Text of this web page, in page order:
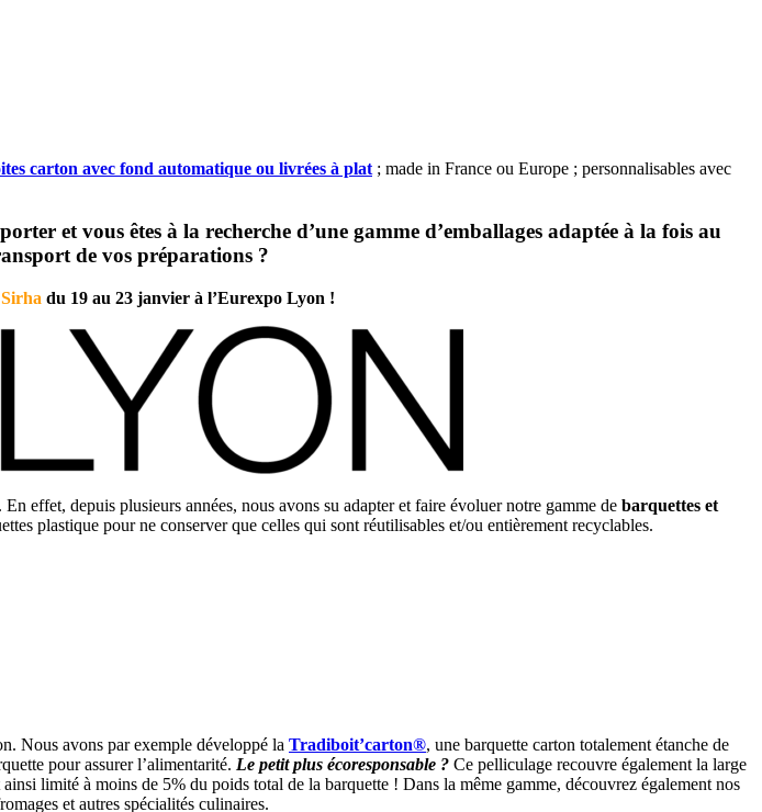
carton avec fond automatique ou livrées à plat ; made in France ou Europe ; personnalisables avec
et vous êtes à la recherche d’une gamme d’emballages adaptée à la fois au
de vos préparations ?
Sirha du 19 au 23 janvier à l’Eurexpo Lyon !
effet, depuis plusieurs années, nous avons su adapter et faire évoluer notre gamme de barquettes et
plastique pour ne conserver que celles qui sont réutilisables et/ou entièrement recyclables.
Nous avons par exemple développé la Tradiboit’carton®, une barquette carton totalement étanche de
pour assurer l’alimentarité. Le petit plus écoresponsable ? Ce pelliculage recouvre également la large
limité à moins de 5% du poids total de la barquette ! Dans la même gamme, découvrez également nos
et autres spécialités culinaires.